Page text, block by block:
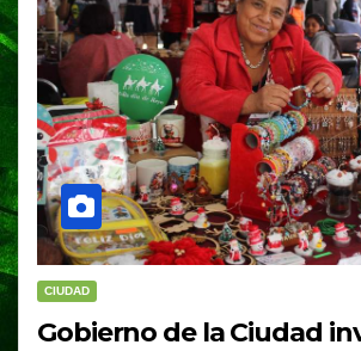
CIUDAD
Gobierno de la Ciudad